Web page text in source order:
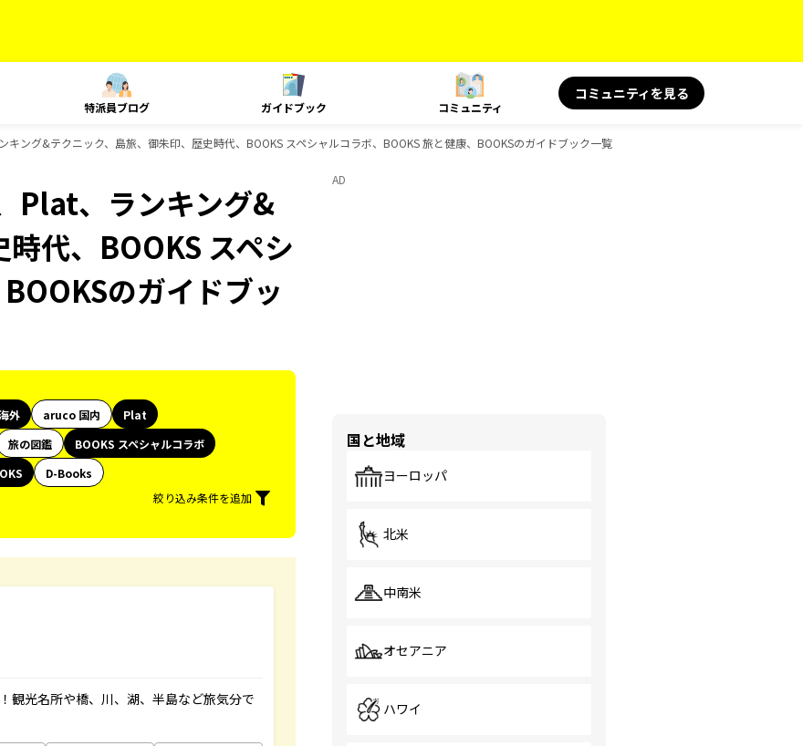
特派員ブログ ガイドブック コミュニティ
コミュニティを見る
ング&テクニック、島旅、御朱印、歴史時代、BOOKS スペシャルコラボ、BOOKS 旅と健康、BOOKSのガイドブック一覧
Plat、ランキング&
代、BOOKS スペシ
のガイドブッ
外 aruco 国内
Plat
旅の図鑑
BOOKS スペシャルコラボ
D-Books
絞り込み条件を追加
観光名所や橋、川、湖、半島など旅気分で
AD
国と地域
ヨーロッパ
北米
中南米
オセアニア
ハワイ